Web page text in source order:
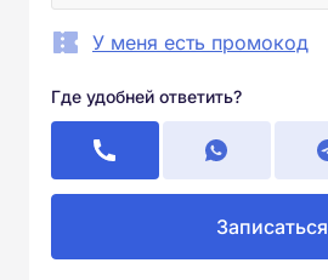
У меня есть промокод
Где удобней ответить?
Записаться